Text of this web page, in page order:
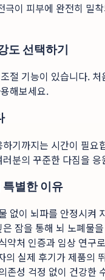
이 피부에 완전히 밀
도 선택하기
절 기능이 있습니다.
해보세요.
기까지는 시간이 필
분의 꾸준한 다짐을 응
별한 이유
없이 뇌파를 안정시켜
은 잠을 통해 뇌 노폐물
약처 인증과 임상 연구
의 실제 후기가 제품의
존성 걱정 없이 건강한